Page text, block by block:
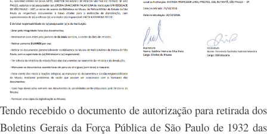
Tendo recebido o documento de autorização para retirada dos
Boletins Gerais da Força Pública de São Paulo de 1932 das